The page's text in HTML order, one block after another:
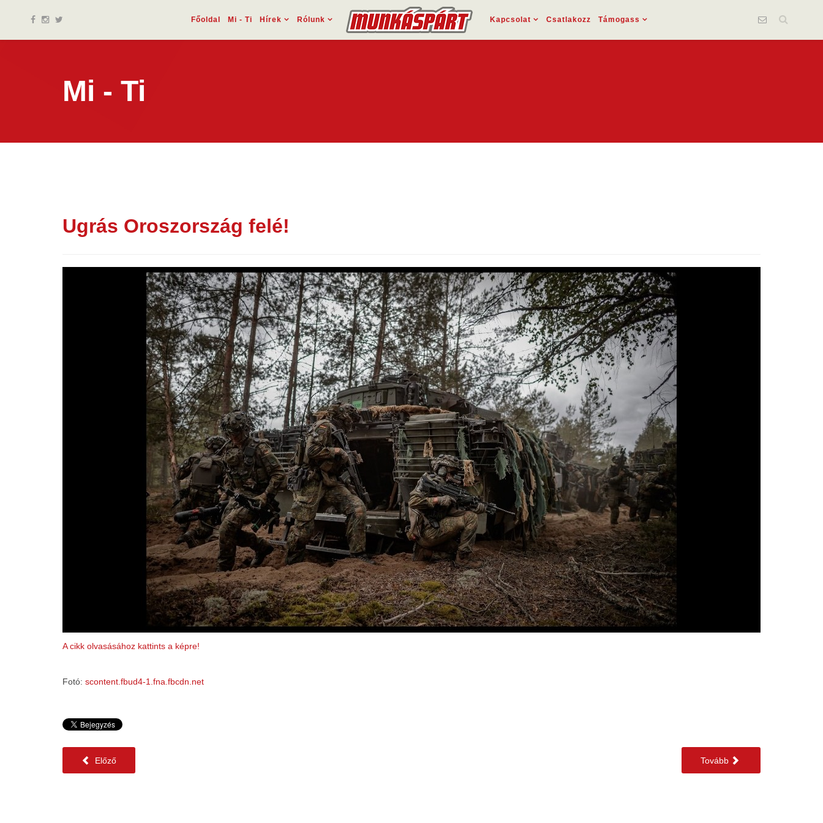
Főoldal Mi - Ti Hírek Rólunk Kapcsolat Csatlakozz Támogass
Mi - Ti
09 jún.
Ugrás Oroszország felé!
A cikk olvasásához kattints a képre!
Fotó: scontent.fbud4-1.fna.fbcdn.net
Előző Tovább